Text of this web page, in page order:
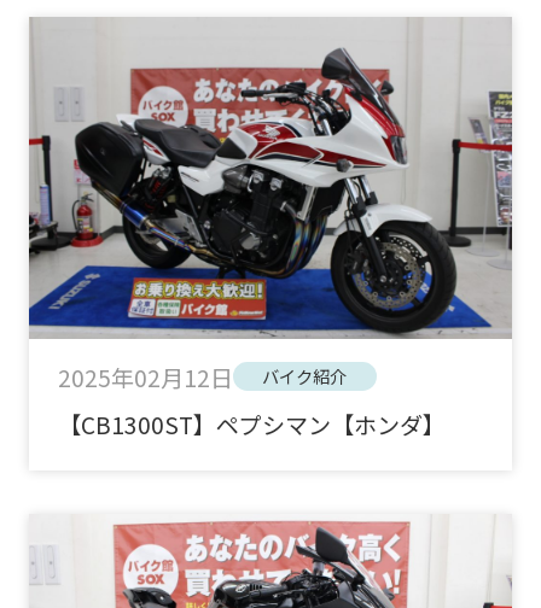
2025年02月12日 バイク紹介
【CB1300ST】ペプシマン【ホンダ】